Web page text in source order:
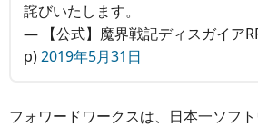
詫びいたします。
— 【公式】魔界戦記ディスガイア
p)2019年5月31日
フォワードワークスは、日本一ソフ